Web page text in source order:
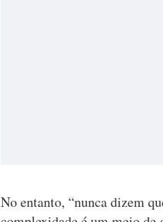
No entanto, “nunca dizem